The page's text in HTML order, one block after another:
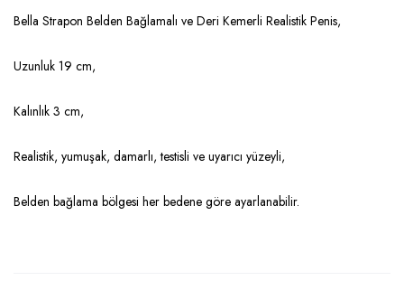
Bella Strapon Belden Bağlamalı ve Deri Kemerli Realistik Penis,
Uzunluk 19 cm,
Kalınlık 3 cm,
Realistik, yumuşak, damarlı, testisli ve uyarıcı yüzeyli,
Belden bağlama bölgesi her bedene göre ayarlanabilir.